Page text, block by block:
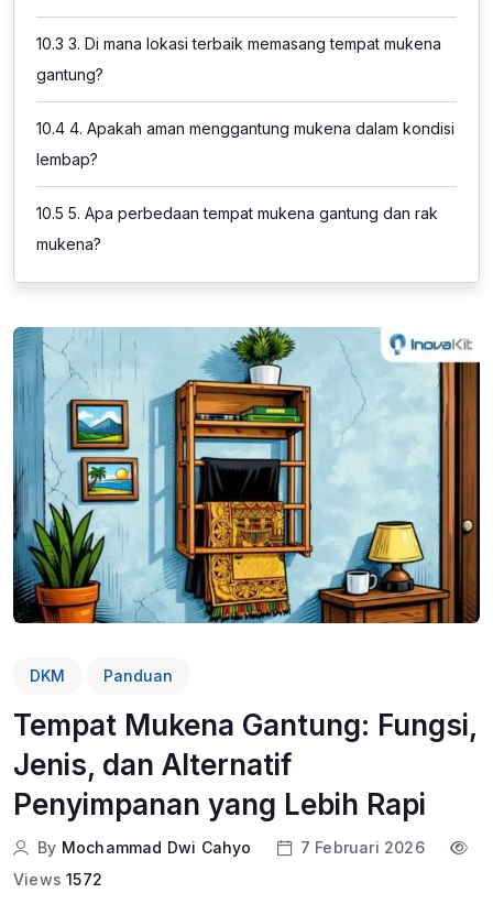
10.3 3. Di mana lokasi terbaik memasang tempat mukena
gantung?
10.4 4. Apakah aman menggantung mukena dalam kondisi
lembap?
10.5 5. Apa perbedaan tempat mukena gantung dan rak
mukena?
DKM Panduan
Tempat Mukena Gantung: Fungsi,
Jenis, dan Alternatif
Penyimpanan yang Lebih Rapi
By Mochammad Dwi Cahyo
7 Februari 2026
Views 1572